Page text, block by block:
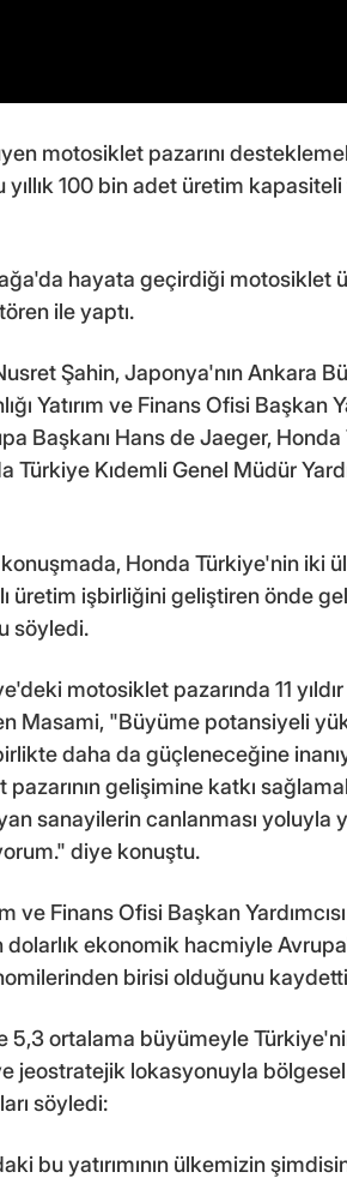
motosiklet pazarını
100 bin adet üretim
hayata geçirdiği motosiklet
ile yaptı.
Şahin, Japonya'nın Ankara
Yatırım ve Finans Ofisi Başkan
Başkanı Hans de Jaeger, Honda
Kıdemli Genel Müdür
Honda Türkiye'nin iki
üretim işbirliğini geliştiren önde
söyledi.
motosiklet pazarında 11
Masami, "Büyüme potansiyeli
daha da güçleneceğine
gelişimine katkı
sanayilerin canlanması yoluyla
diye konuştu.
ve Finans Ofisi Başkan
dolarlık ekonomik hacmiyle
birisi olduğunu
5,3 ortalama büyümeyle
jeostratejik lokasyonuyla
söyledi:
bu yatırımının ülkemizin